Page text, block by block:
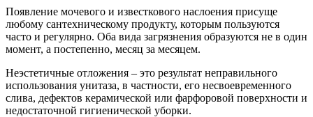
Появление мочевого и известкового наслоения присуще
любому сантехническому продукту, которым пользуются
часто и регулярно. Оба вида загрязнения образуются не в один
момент, а постепенно, месяц за месяцем.
Неэстетичные отложения – это результат неправильного
использования унитаза, в частности, его несвоевременного
слива, дефектов керамической или фарфоровой поверхности и
недостаточной гигиенической уборки.